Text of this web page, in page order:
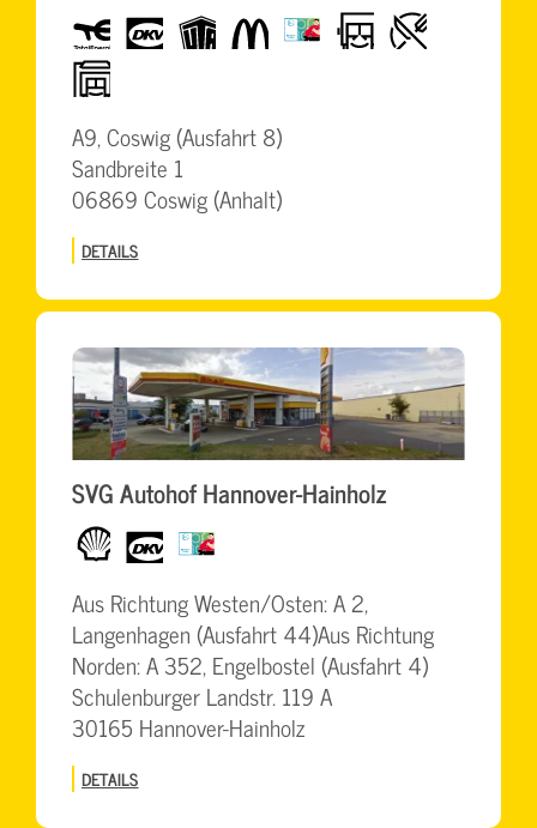
Total dkv UTA McDonalds BrummiCardLKW-
freundlich
Restaurant
BigWash
A9, Coswig (Ausfahrt 8)
Sandbreite 1
06869 Coswig (Anhalt)
DETAILS
SVG Autohof Hannover-Hainholz
Shell dkv BrummiCard
Aus Richtung Westen/Osten: A 2,
Langenhagen (Ausfahrt 44)Aus Richtung
Norden: A 352, Engelbostel (Ausfahrt 4)
Schulenburger Landstr. 119 A
30165 Hannover-Hainholz
DETAILS